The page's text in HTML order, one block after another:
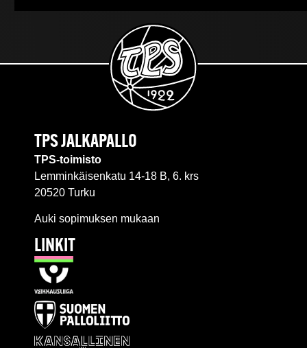
TPS JALKAPALLO
TPS-toimisto
Lemminkäisenkatu 14-18 B, 6. krs
20520 Turku
Auki sopimuksen mukaan
LINKIT